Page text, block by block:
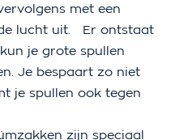
met een
lucht uit. Er ontstaat
je grote spullen
Je bespaart zo niet
je spullen ook tegen
zijn speciaal